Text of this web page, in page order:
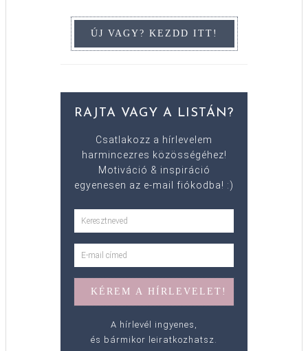
RAJTA VAGY A LISTÁN?
Csatlakozz a hírlevelem
harmincezres közösségéhez!
Motiváció & inspiráció
egyenesen az e-mail fiókodba! :)
A hírlevél ingyenes,
és bármikor leiratkozhatsz.